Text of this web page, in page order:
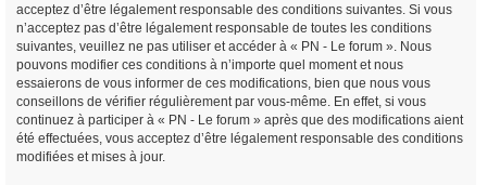
acceptez d’être légalement responsable des conditions suivantes. Si vous
n’acceptez pas d’être légalement responsable de toutes les conditions
suivantes, veuillez ne pas utiliser et accéder à « PN - Le forum ». Nous
pouvons modifier ces conditions à n’importe quel moment et nous
essaierons de vous informer de ces modifications, bien que nous vous
conseillons de vérifier régulièrement par vous-même. En effet, si vous
continuez à participer à « PN - Le forum » après que des modifications aient
été effectuées, vous acceptez d’être légalement responsable des conditions
modifiées et mises à jour.